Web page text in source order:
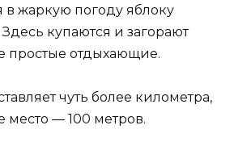
жаркую погоду яблоку
купаются и загорают
простые отдыхающие.
чуть более километра,
место — 100 метров.